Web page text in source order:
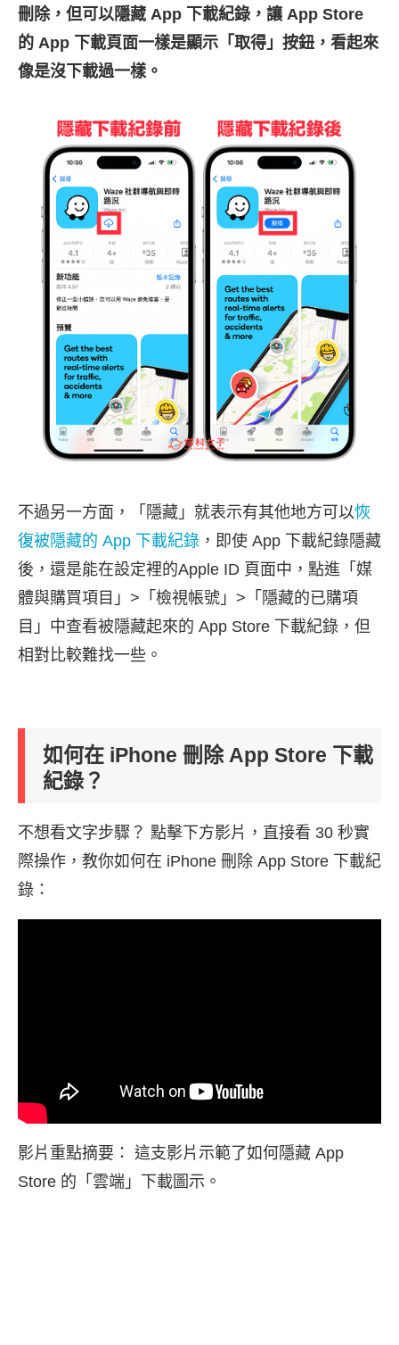
刪除，但可以隱藏 App 下載紀錄，讓 App Store
的 App 下載頁面一樣是顯示「取得」按鈕，看起來
像是沒下載過一樣。
不過另一方面，「隱藏」就表示有其他地方可以恢
復被隱藏的 App 下載紀錄 ，即使 App 下載紀錄隱藏
後，還是能在設定裡的Apple ID 頁面中，點進「媒
體與購買項目」>「檢視帳號」>「隱藏的已購項
目」中查看被隱藏起來的 App Store 下載紀錄，但
相對比較難找一些。
如何在 iPhone 刪除 App Store 下載
紀錄？
不想看文字步驟？ 點擊下方影片，直接看 30 秒實
際操作，教你如何在 iPhone 刪除 App Store 下載紀
錄：
影片重點摘要： 這支影片示範了如何隱藏 App
Store 的「雲端」下載圖示。